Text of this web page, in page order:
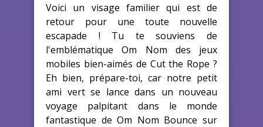
Voici un visage familier qui est de
retour pour une toute nouvelle
escapade ! Tu te souviens de
l'emblématique Om Nom des jeux
mobiles bien-aimés de Cut the Rope ?
Eh bien, prépare-toi, car notre petit
ami vert se lance dans un nouveau
voyage palpitant dans le monde
fantastique de Om Nom Bounce sur